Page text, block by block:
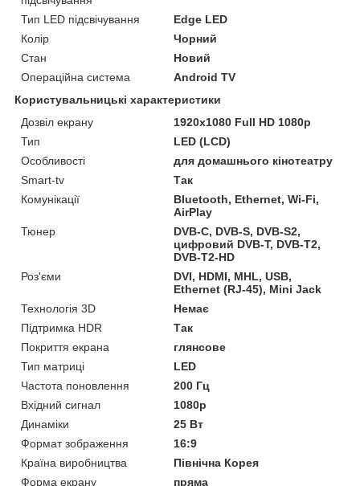
Тип LED підсвічування
Edge LED
Колір
Чорний
Стан
Новий
Операційна система
Android TV
Користувальницькі характеристики
Дозвіл екрану
1920x1080 Full HD 1080p
Тип
LED (LCD)
Особливості
для домашнього кінотеатру
Smart-tv
Так
Комунікації
Bluetooth, Ethernet, Wi-Fi,
AirPlay
Тюнер
DVB-C, DVB-S, DVB-S2,
цифровий DVB-T, DVB-T2,
DVB-T2-HD
Роз'єми
DVI, HDMI, MHL, USB,
Ethernet (RJ-45), Mini Jack
Технологія 3D
Немає
Підтримка HDR
Так
Покриття екрана
глянсове
Тип матриці
LED
Частота поновлення
200 Гц
Вхідний сигнал
1080p
Динаміки
25 Вт
Формат зображення
16:9
Країна виробництва
Північна Корея
Форма екрану
пряма